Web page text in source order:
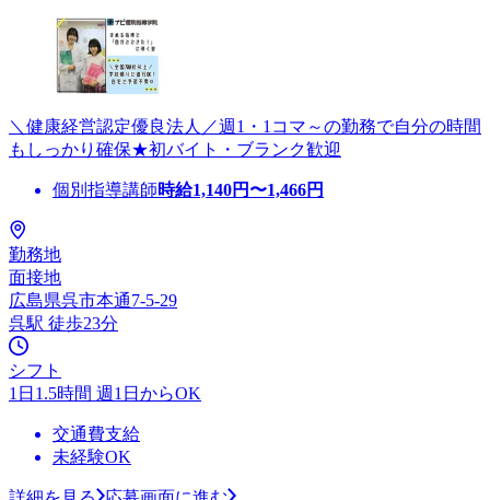
＼健康経営認定優良法人／週1・1コマ～の勤務で自分の時間
もしっかり確保★初バイト・ブランク歓迎
個別指導講師時給1,140円〜1,466円
勤務地
面接地
広島県呉市本通7-5-29
呉駅 徒歩23分
シフト
1日1.5時間 週1日からOK
交通費支給
未経験OK